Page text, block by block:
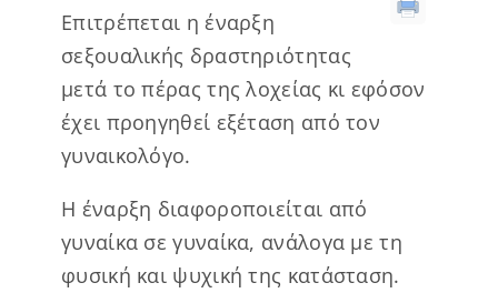
Επιτρέπεται η έναρξη
σεξουαλικής δραστηριότητας
μετά το πέρας της λοχείας κι εφόσον
έχει προηγηθεί εξέταση από τον
γυναικολόγο.
Η έναρξη διαφοροποιείται από
γυναίκα σε γυναίκα, ανάλογα με τη
φυσική και ψυχική της κατάσταση.